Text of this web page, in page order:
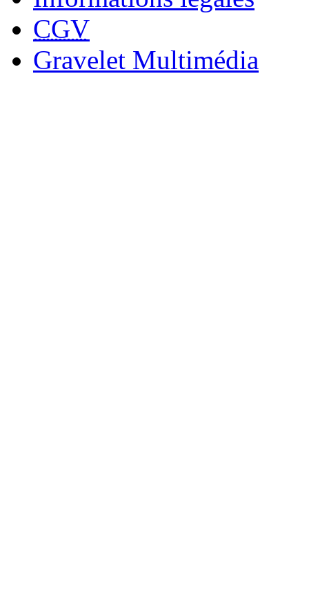
CGV
Gravelet Multimédia